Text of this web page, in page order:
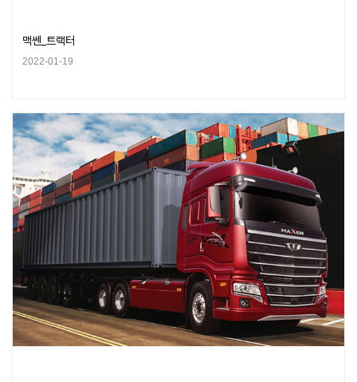
맥쎈_트랙터
2022-01-19